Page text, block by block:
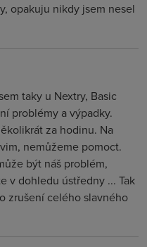
opakuju nikdy jsem nesel
taky u Nextry, Basic
problémy a výpadky.
za hodinu. Na
nemůžeme pomoct.
být náš problém,
v dohledu ústředny ... Tak
zrušení celého slavného